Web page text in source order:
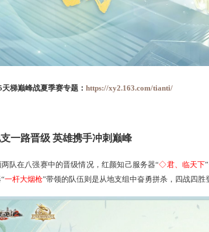
2025天梯巅峰战夏季赛专题：https://